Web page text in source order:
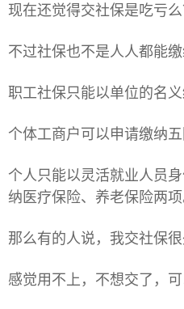
现在还觉得交社保是吃亏么
不过社保也不是人人都能缴
职工社保只能以单位的名义
个体工商户可以申请缴纳五
个人只能以灵活就业人员
纳医疗保险、养老保险两项
那么有的人说，我交社保很
感觉用不上，不想交了，可